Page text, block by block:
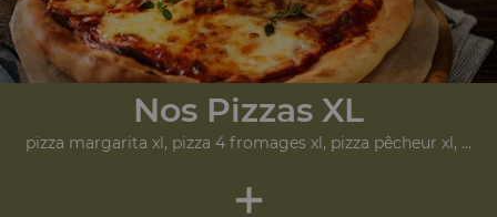
Nos Pizzas XL
pizza margarita xl, pizza 4 fromages xl, pizza pêcheur xl, ...
+